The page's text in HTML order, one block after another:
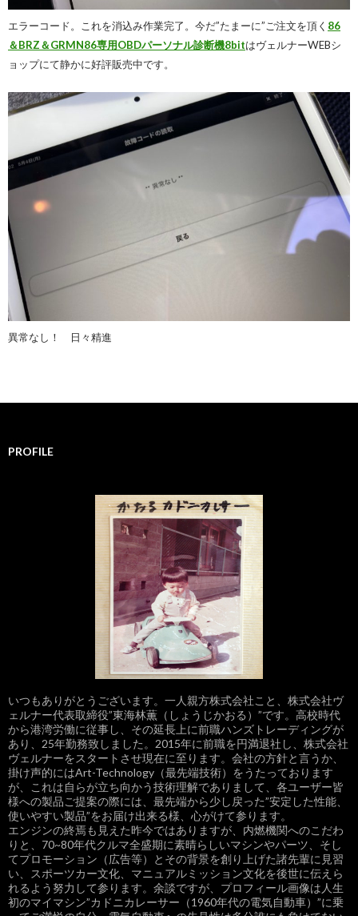
エラーコード。これを消込み作業完了。今だ”たまーに”ご注文を頂く 86
＆BRZ＆GRMN86専用OBDパーソナル診断機8bitはヴェルナーWEBシ
ョップにて静かに好評販売中です。
異常なし！ 日々精進
PROFILE
いつもありがとうございます。一人親方株式会社こと、株式会社ヴ
ェルナー代表取締役”東海林薫（しょうじかおる）”です。高校時代
から港湾労働に従事し、その延長上に前職ハンズトレーディングが
あり、25年勤務致しました。2015年に前職を円満退社し、株式会社
ヴェルナーをスタートさせ現在に至ります。会社の方針と言うか、
掛け声的にはArt-Technology（最先端技術）をうたっております
が、これは自らが立ち向かう技術理解でありまして、各ユーザー皆
様への製品ご提案の際には、最先端から少し戻った”安定した性能、
使いやすい製品”をお届け出来る様、心がけて参ります。
エンジンの終焉も見えた昨今ではありますが、内燃機関へのこだわ
りと、70~80年代クルマ全盛期に素晴らしいマシンやパーツ、そし
てプロモーション（広告等）とその背景を創り上げた諸先輩に見習
い、スポーツカー文化、マニュアルミッション文化を後世に伝えら
れるよう努力して参ります。余談ですが、プロフィール画像は人生
初のマイマシン”カドニカレーサー（1960年代の電気自動車）”に乗